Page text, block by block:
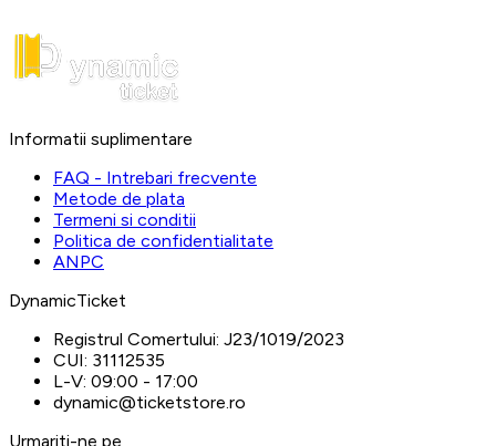
Informatii suplimentare
FAQ - Intrebari frecvente
Metode de plata
Termeni si conditii
Politica de confidentialitate
ANPC
DynamicTicket
Registrul Comertului: J23/1019/2023
CUI: 31112535
L-V: 09:00 - 17:00
dynamic@ticketstore.ro
Urmariti-ne pe